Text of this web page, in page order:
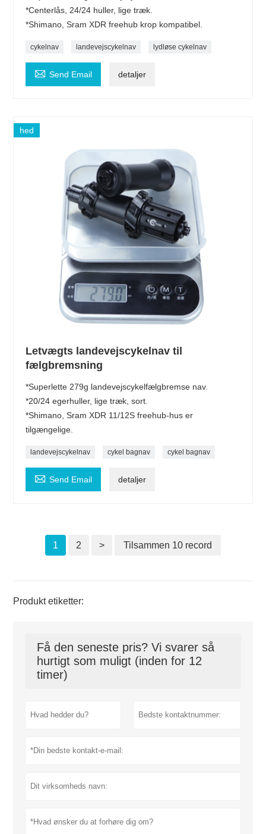
*Centerlås, 24/24 huller, lige træk.
*Shimano, Sram XDR freehub krop kompatibel.
cykelnav landevejscykelnav lydløse cykelnav
 Send Email detaljer
hed
Letvægts landevejscykelnav til
fælgbremsning
*Superlette 279g landevejscykelfælgbremse nav.
*20/24 egerhuller, lige træk, sort.
*Shimano, Sram XDR 11/12S freehub-hus er
tilgængelige.
landevejscykelnav cykel bagnav cykel bagnav
 Send Email detaljer
1 2 > Tilsammen 10 record
Produkt etiketter:
Få den seneste pris? Vi svarer så
hurtigt som muligt (inden for 12
timer)